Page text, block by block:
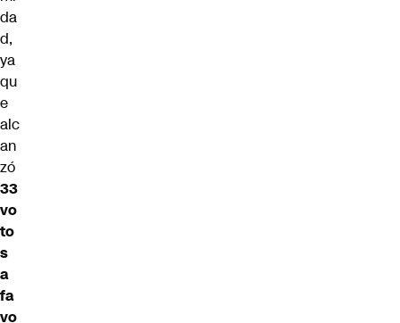
da
d,
ya
qu
e
alc
an
zó
33
vo
to
s
a
fa
vo